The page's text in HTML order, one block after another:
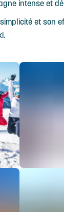
intense et
et son